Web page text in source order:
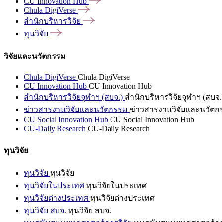
Chula DigiVerse
สำนักบริหารวิจัย
ทุนวิจัย
วิจัยและนวัตกรรม
Chula DigiVerse Chula DigiVerse
CU Innovation Hub CU Innovation Hub
สำนักบริหารวิจัยจุฬาฯ (สบจ.) สำนักบริหารวิจัยจุฬาฯ (สบจ
ข่าวสารงานวิจัยและนวัตกรรม ข่าวสารงานวิจัยและนวัตก
CU Social Innovation Hub CU Social Innovation Hub
CU-Daily Research CU-Daily Research
ทุนวิจัย
ทุนวิจัย ทุนวิจัย
ทุนวิจัยในประเทศ ทุนวิจัยในประเทศ
ทุนวิจัยต่างประเทศ ทุนวิจัยต่างประเทศ
ทุนวิจัย สบจ. ทุนวิจัย สบจ.